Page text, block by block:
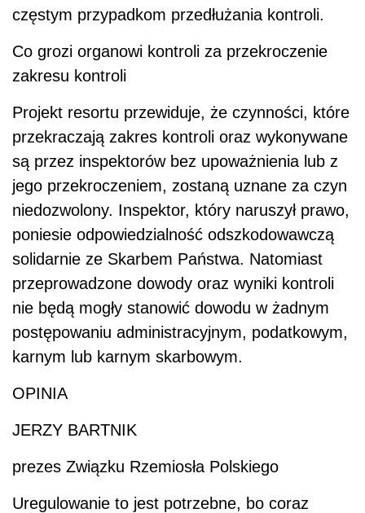
częstym przypadkom przedłużania kontroli.
Co grozi organowi kontroli za przekroczenie
zakresu kontroli
Projekt resortu przewiduje, że czynności, które
przekraczają zakres kontroli oraz wykonywane
są przez inspektorów bez upoważnienia lub z
jego przekroczeniem, zostaną uznane za czyn
niedozwolony. Inspektor, który naruszył prawo,
poniesie odpowiedzialność odszkodowawczą
solidarnie ze Skarbem Państwa. Natomiast
przeprowadzone dowody oraz wyniki kontroli
nie będą mogły stanowić dowodu w żadnym
postępowaniu administracyjnym, podatkowym,
karnym lub karnym skarbowym.
OPINIA
JERZY BARTNIK
prezes Związku Rzemiosła Polskiego
Uregulowanie to jest potrzebne, bo coraz